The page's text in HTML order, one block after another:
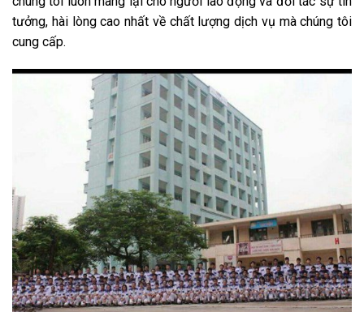
tưởng, hài lòng cao nhất về chất lượng dịch vụ mà chúng tôi
cung cấp.